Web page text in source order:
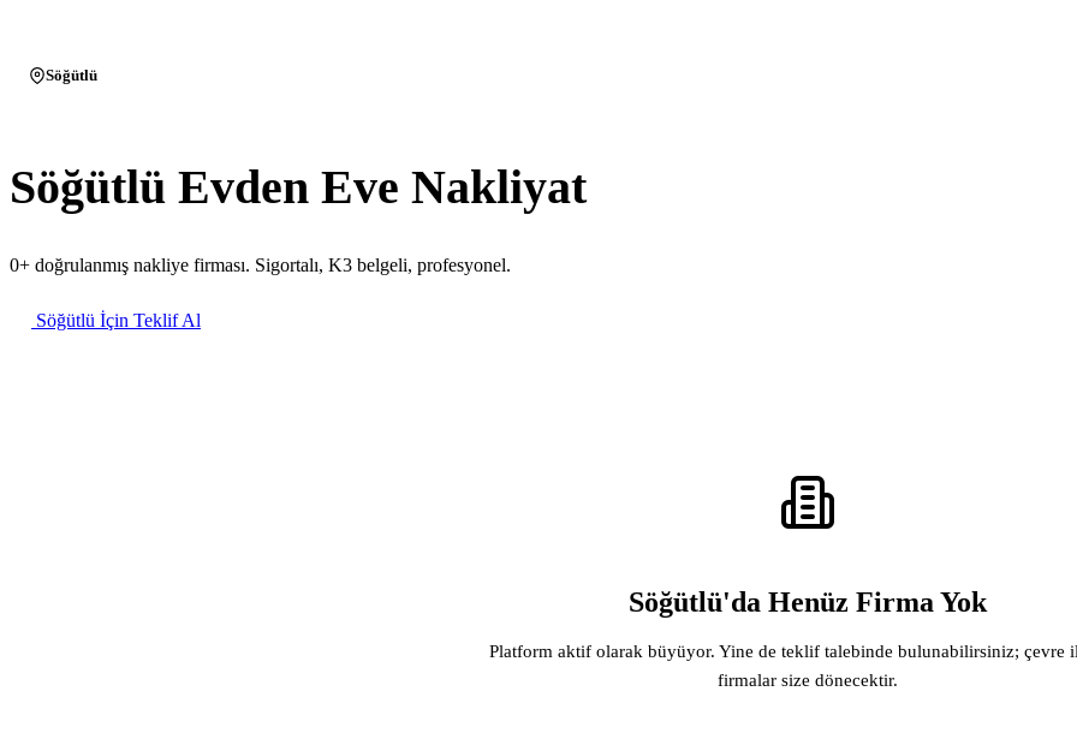
Söğütlü
Söğütlü Evden Eve Nakliyat
0+ doğrulanmış nakliye firması. Sigortalı, K3 belgeli, profesyonel.
Söğütlü İçin Teklif Al
Söğütlü'da Henüz Firma Yok
Platform aktif olarak büyüyor. Yine de teklif talebinde bulunabilirsiniz; çevre
firmalar size dönecektir.